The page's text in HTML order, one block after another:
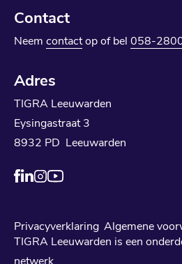
Contact
Neem contactop of bel 058-
Adres
TIGRA Leeuwarden
Eysingastraat 3
8932 PD Leeuwarden
Privacyverklaring Algemene
TIGRA Leeuwarden is een